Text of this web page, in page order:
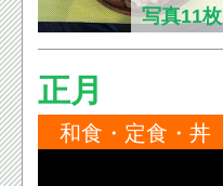
写真11枚
正月
和食・定食・丼